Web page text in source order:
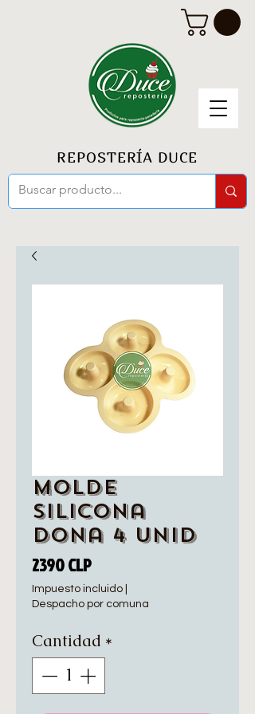
REPOSTERÍA DUCE
Molde
silicona
dona 4 unid
2390 CLPPrecio
Impuesto incluido
Despacho por comuna
Cantidad *